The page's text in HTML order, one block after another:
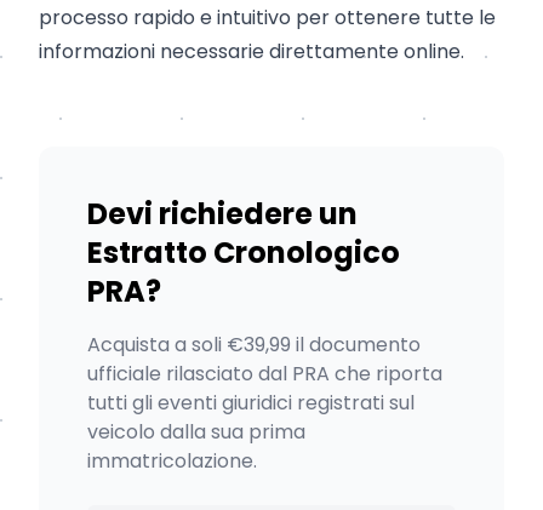
processo rapido e intuitivo per ottenere tutte le
informazioni necessarie direttamente online.
Devi richiedere un
Estratto Cronologico
PRA?
Acquista a soli €39,99 il documento
ufficiale rilasciato dal PRA che riporta
tutti gli eventi giuridici registrati sul
veicolo dalla sua prima
immatricolazione.